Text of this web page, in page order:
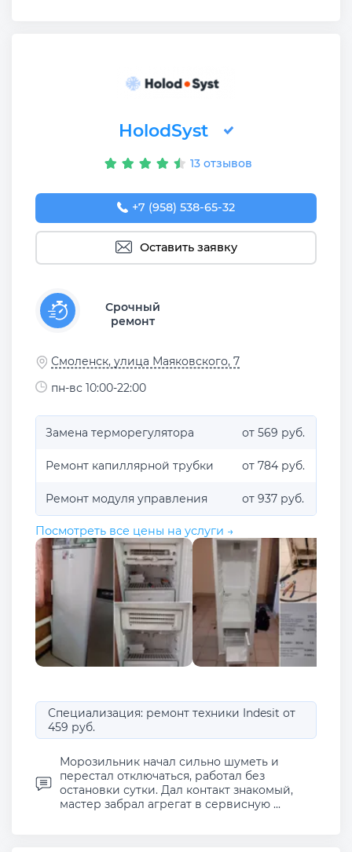
HolodSyst
13 отзывов
+7 (958) 538-65-32
Оставить заявку
Срочный
ремонт
Смоленск, улица Маяковского, 7
пн-вс 10:00-22:00
Замена терморегулятора от 569 руб.
Ремонт капиллярной трубки от 784 руб.
Ремонт модуля управления от 937 руб.
Посмотреть все цены на услуги →
Специализация: ремонт техники Indesit от
459 руб.
Морозильник начал сильно шуметь и
перестал отключаться, работал без
остановки сутки. Дал контакт знакомый,
мастер забрал агрегат в сервисную ...